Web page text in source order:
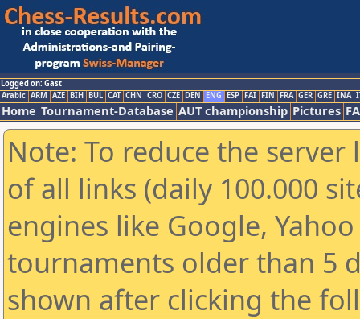
Logged on: Gast
Arabic ARM AZE BIH BUL CAT CHN CRO CZE DEN ENG ESP FAI FIN FRA GER GRE INA
Home Tournament-Database AUT championship Pictures
Note: To reduce the
of all links (daily 100.000
engines like Google,
tournaments older than 5
shown after clicking the